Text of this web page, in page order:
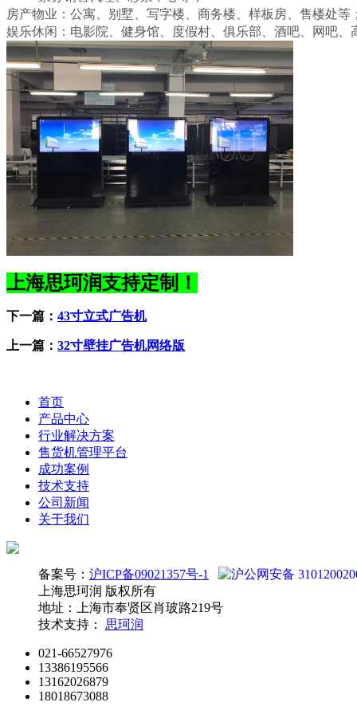
房产物业：公寓、别墅、写字楼、商务楼、样板房、售楼处等；
娱乐休闲：电影院、健身馆、度假村、俱乐部、酒吧、网吧、
上海思珂润支持定制！
下一篇： 43寸立式广告机
上一篇： 32寸壁挂广告机网络版
首页
产品中心
行业解决方案
售货机管理平台
成功案例
技术支持
公司新闻
关于我们
备案号： 沪ICP备09021357号-1
沪公网安备
上海思珂润 版权所有
地址：上海市奉贤区肖玻路219号
技术支持： 思珂润
021-66527976
13386195566
13162026879
18018673088